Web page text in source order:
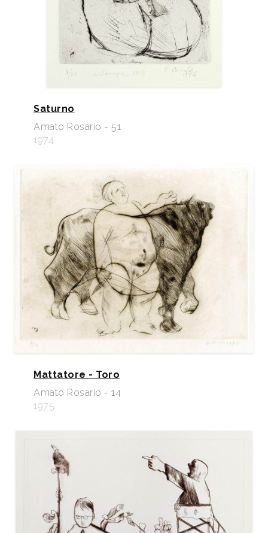
Saturno
Amato Rosario - 51
1974
Mattatore - Toro
Amato Rosario - 14
1975